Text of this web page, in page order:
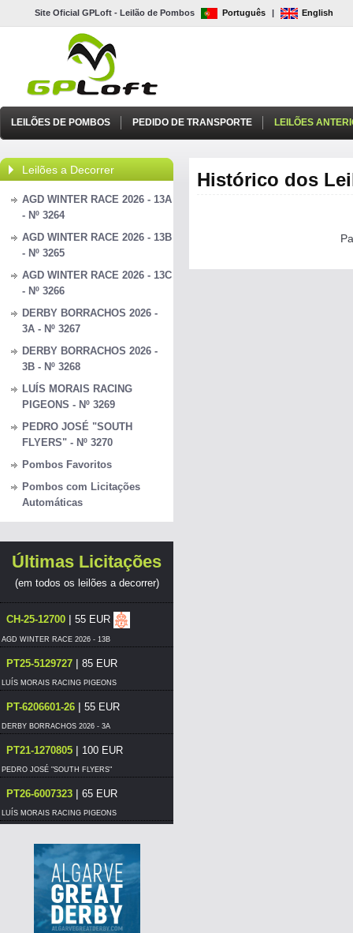
Site Oficial GPLoft - Leilão de Pombos Português | English
LEILÕES DE POMBOS PEDIDO DE TRANSPORTE LEILÕES
Leilões a Decorrer
AGD WINTER RACE 2026 - 13A
- Nº 3264
AGD WINTER RACE 2026 - 13B
- Nº 3265
AGD WINTER RACE 2026 - 13C
- Nº 3266
DERBY BORRACHOS 2026 -
3A - Nº 3267
DERBY BORRACHOS 2026 -
3B - Nº 3268
LUÍS MORAIS RACING
PIGEONS - Nº 3269
PEDRO JOSÉ "SOUTH
FLYERS" - Nº 3270
Pombos Favoritos
Pombos com Licitações
Automáticas
Últimas Licitações
(em todos os leilões a decorrer)
CH-25-12700 | 55 EUR
AGD WINTER RACE 2026 - 13B
PT25-5129727 | 85 EUR
LUÍS MORAIS RACING PIGEONS
PT-6206601-26 | 55 EUR
DERBY BORRACHOS 2026 - 3A
PT21-1270805 | 100 EUR
PEDRO JOSÉ "SOUTH FLYERS"
PT26-6007323 | 65 EUR
LUÍS MORAIS RACING PIGEONS
PEDRO JOSÉ "SOUTH FLYERS"
297-015 |400 EUR
PEDRO JOSÉ "SOUTH FLYERS"
297-015|360 EUR
Histórico dos